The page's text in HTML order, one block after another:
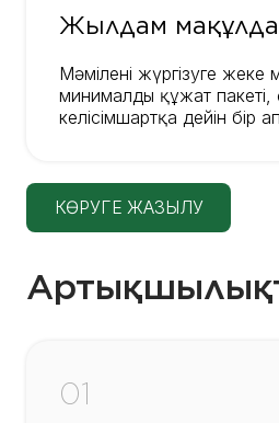
Жылдам
Мәмілені жүргізуге жеке
минималды құжат пакеті,
келісімшартқа дейін бір
КӨРУГЕ ЖАЗЫЛУ
01